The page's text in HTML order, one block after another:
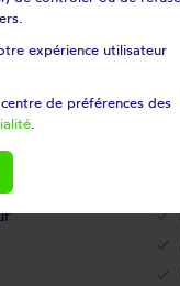
expérience utilisateur
de préférences des